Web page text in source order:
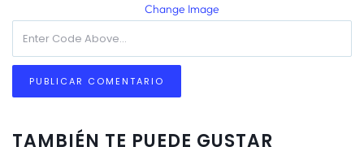
Change Image
TAMBIÉN TE PUEDE GUSTAR